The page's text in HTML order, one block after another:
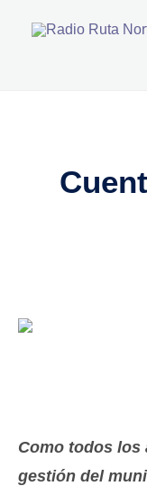
Como todos los
gestión del